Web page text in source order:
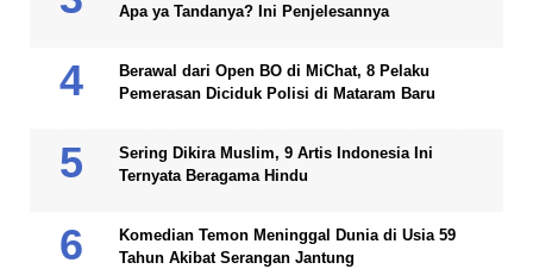
Apa ya Tandanya? Ini Penjelesannya
Berawal dari Open BO di MiChat, 8 Pelaku
Pemerasan Diciduk Polisi di Mataram Baru
Sering Dikira Muslim, 9 Artis Indonesia Ini
Ternyata Beragama Hindu
Komedian Temon Meninggal Dunia di Usia 59
Tahun Akibat Serangan Jantung